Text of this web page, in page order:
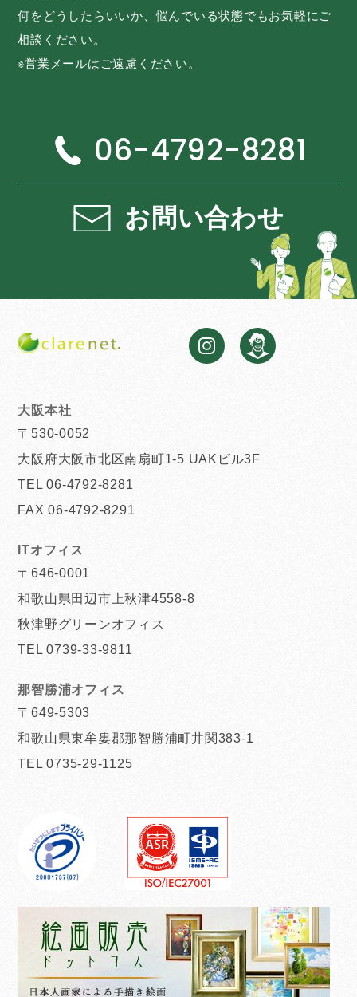
何をどうしたらいいか、悩んでいる状態でもお気軽にご
相談ください。
※営業メールはご遠慮ください。
06-4792-8281
お問い合わせ
大阪本社
〒530-0052
大阪府大阪市北区南扇町1-5 UAKビル3F
TEL 06-4792-8281
FAX 06-4792-8291
ITオフィス
〒646-0001
和歌山県田辺市上秋津4558-8
秋津野グリーンオフィス
TEL 0739-33-9811
那智勝浦オフィス
〒649-5303
和歌山県東牟婁郡那智勝浦町井関383-1
TEL 0735-29-1125